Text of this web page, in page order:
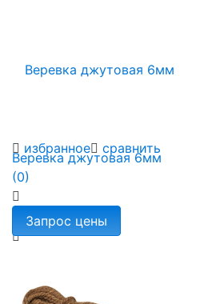
избранное сравнить
Веревка джутовая 6мм
(0)